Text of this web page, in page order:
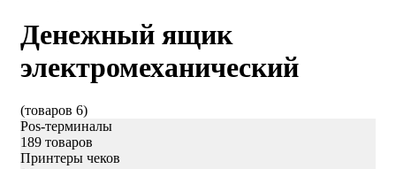
Денежный ящик
электромеханический
(товаров 6)
Pos-терминалы
189 товаров
Принтеры чеков